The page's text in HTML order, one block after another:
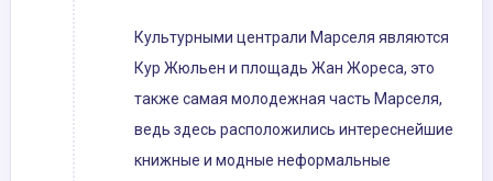
Культурными централи Марселя являются
Кур Жюльен и площадь Жан Жореса, это
также самая молодежная часть Марселя,
ведь здесь расположились интереснейшие
книжные и модные неформальные